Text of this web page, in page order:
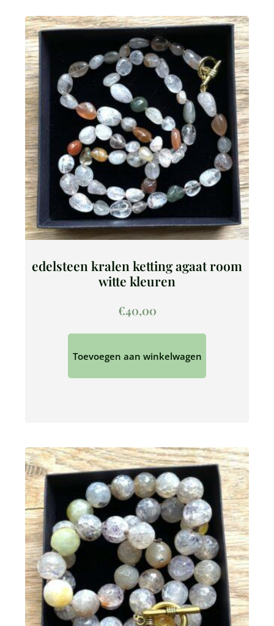
edelsteen kralen ketting agaat room
witte kleuren
€40,00
Toevoegen aan winkelwagen